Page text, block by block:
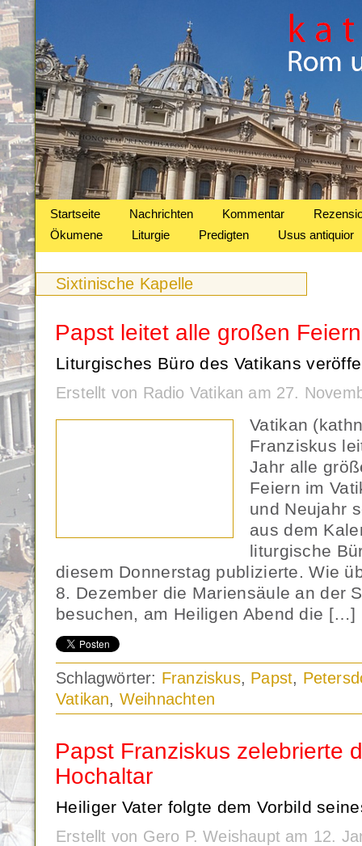
Startseite Nachrichten Kommentar
Ökumene
Liturgie Predigten Usus antiquior
Sixtinische Kapelle
Papst leitet alle großen
Liturgisches Büro des Vatikans
Erstellt von Radio Vatikan am 27.
Vatikan
Franziskus
Jahr alle
Feiern im
und Neujahr
aus dem
liturgische
diesem Donnerstag publizierte. Wie
8. Dezember die Mariensäule an der
besuchen, am Heiligen Abend die […]
Schlagwörter: Franziskus, Papst,
Vatikan, Weihnachten
Papst Franziskus zelebrierte
Hochaltar
Heiliger Vater folgte dem Vorbild
Erstellt von Gero P. Weishaupt am 12.